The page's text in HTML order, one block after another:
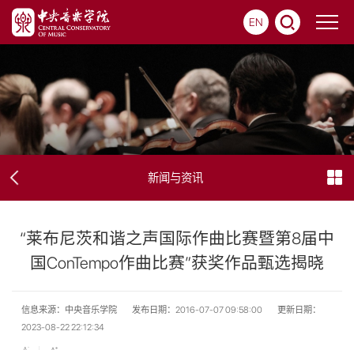
EN
新闻与资讯
“莱布尼茨和谐之声国际作曲比赛暨第8届中
国ConTempo作曲比赛”获奖作品甄选揭晓
信息来源：中央音乐学院 发布日期：2016-07-07 09:58:00
更新日期：
2023-08-22 22:12:34